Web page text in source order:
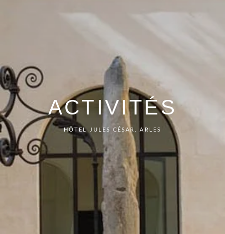
ACTIVITÉS
HÔTEL JULES CÉSAR, ARLES